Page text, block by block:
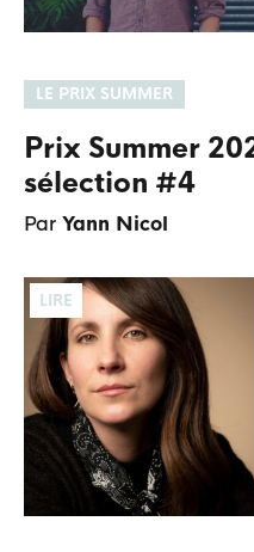
LE PRIX SUMMER
Prix Summer
sélection #4
Par Yann Nicol
LIRE